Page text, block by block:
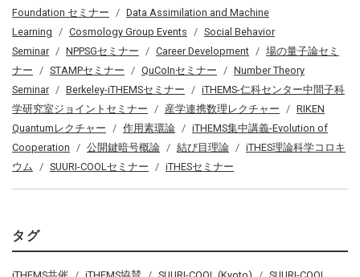
Foundation セミナー
Data Assimilation and Machine
Learning
Cosmology Group Events
Social Behavior
Seminar
NPPSGセミナー Career Development
場の量子論セミ
ナー
STAMPセミナー QuCoInセミナー
Number Theory
Seminar
Berkeley-iTHEMSセミナー
iTHEMS-仁科センター中間子科
学研究室ジョイントセミナー
産学連携数理レクチャー
RIKEN
Quantumレクチャー
作用素環論
iTHEMS集中講義-Evolution of
Cooperation
公開鍵暗号概論 結び目理論
iTHES理論科学コロキ
ウム
SUURI-COOLセミナー iTHESセミナー
タグ